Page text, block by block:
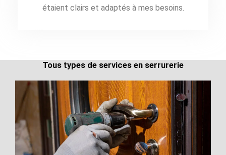
étaient clairs et adaptés à mes besoins.
Tous types de services en serrurerie